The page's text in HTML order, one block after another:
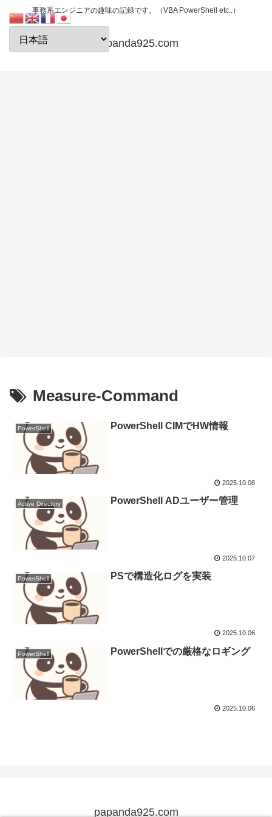
事務系エンジニアの趣味の記録です。（VBA PowerShell etc..）
papanda925.com
Measure-Command
PowerShell PowerShell CIMでHW情報
2025.10.08
Active Directory PowerShell ADユーザー管理
2025.10.07
PowerShell PSで構造化ログを実装
2025.10.06
PowerShell PowerShellでの厳格なロギング
2025.10.06
papanda925.com